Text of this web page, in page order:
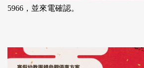
5966，並來電確認。